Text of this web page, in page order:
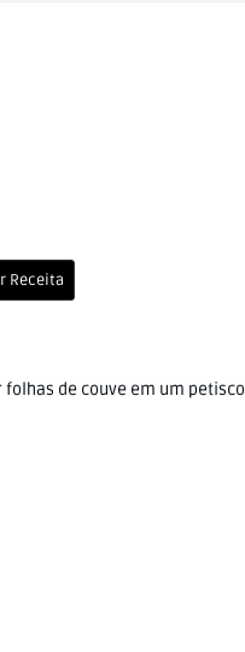
Receita
de couve em um petisco